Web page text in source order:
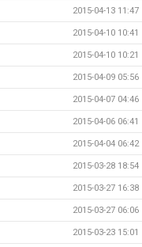
2015-04-13 11:47
2015-04-10 10:41
2015-04-10 10:21
2015-04-09 05:56
2015-04-07 04:46
2015-04-06 06:41
2015-04-04 06:42
2015-03-28 18:54
2015-03-27 16:38
2015-03-27 06:06
2015-03-23 15:01